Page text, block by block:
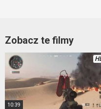
Zobacz te filmy
10:39